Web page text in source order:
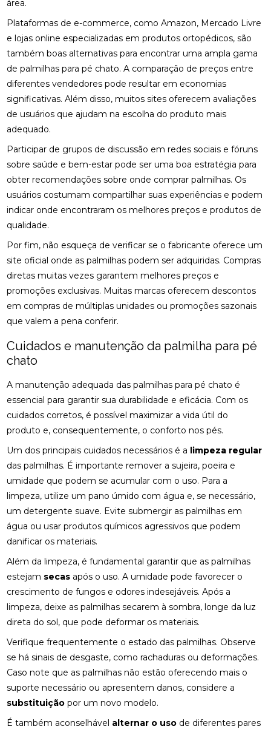
área.
Plataformas de e-commerce, como Amazon, Mercado Livre
e lojas online especializadas em produtos ortopédicos, são
também boas alternativas para encontrar uma ampla gama
de palmilhas para pé chato. A comparação de preços entre
diferentes vendedores pode resultar em economias
significativas. Além disso, muitos sites oferecem avaliações
de usuários que ajudam na escolha do produto mais
adequado.
Participar de grupos de discussão em redes sociais e fóruns
sobre saúde e bem-estar pode ser uma boa estratégia para
obter recomendações sobre onde comprar palmilhas. Os
usuários costumam compartilhar suas experiências e podem
indicar onde encontraram os melhores preços e produtos de
qualidade.
Por fim, não esqueça de verificar se o fabricante oferece um
site oficial onde as palmilhas podem ser adquiridas. Compras
diretas muitas vezes garantem melhores preços e
promoções exclusivas. Muitas marcas oferecem descontos
em compras de múltiplas unidades ou promoções sazonais
que valem a pena conferir.
Cuidados e manutenção da palmilha para pé
chato
A manutenção adequada das palmilhas para pé chato é
essencial para garantir sua durabilidade e eficácia. Com os
cuidados corretos, é possível maximizar a vida útil do
produto e, consequentemente, o conforto nos pés.
Um dos principais cuidados necessários é a limpeza regular
das palmilhas. É importante remover a sujeira, poeira e
umidade que podem se acumular com o uso. Para a
limpeza, utilize um pano úmido com água e, se necessário,
um detergente suave. Evite submergir as palmilhas em
água ou usar produtos químicos agressivos que podem
danificar os materiais.
Além da limpeza, é fundamental garantir que as palmilhas
estejam secas após o uso. A umidade pode favorecer o
crescimento de fungos e odores indesejáveis. Após a
limpeza, deixe as palmilhas secarem à sombra, longe da luz
direta do sol, que pode deformar os materiais.
Verifique frequentemente o estado das palmilhas. Observe
se há sinais de desgaste, como rachaduras ou deformações.
Caso note que as palmilhas não estão oferecendo mais o
suporte necessário ou apresentem danos, considere a
substituição por um novo modelo.
É também aconselhável alternar o uso de diferentes pares
COMO MONTAR SUA CLÍNICA?
CONSULTA COM ACUPUNTURISTA: O QUE ESPERAR
DESCUBRA A ACUPUNTURA RJ: BENEFÍCIOS E
PRÁTICAS
PLANTAR PODE ALIVIAR SUAS DORES
DESCUBRA COMO A QUIROPRAXIA E A
DESCUBRA COMO UM QUIROPRATA PODE
TRANSFORMAR SUA SAÚDE
COMO ESCOLHER A IDEAL
COMO ESCOLHER A MELHOR
DESCUBRA O PREÇO DA PALMILHA PARA PÉ
CHATO E COMO ESCOLHER A IDEAL
FATORES IMPORTANTES
DESCUBRA O PREÇO DA PALMILHA SOB MEDIDA: 6
FATORES QUE INFLUENCIAM
DESCUBRA O PREÇO DAS PALMILHAS PARA
FASCITE PLANTAR E COMO ESCOLHER A IDEAL
RESPIRATÓRIA COM QUALIDADE E SEGURANÇA
DESCUBRA OS BENEFÍCIOS DA ACUPUNTURA RJ
PARA A SUA SAÚDE
DESCUBRA OS BENEFÍCIOS DA ACUPUNTURA RJ
PARA SUA SAÚDE E BEM-ESTAR
DESCUBRA OS BENEFÍCIOS DA CLÍNICA DE
QUIROPRAXIA PARA SUA SAÚDE
DESCUBRA OS BENEFÍCIOS DA OSTEOPATIA
FISIOTERAPIA
DESCUBRA OS BENEFÍCIOS DE UMA CLÍNICA DE
OSTEOPATIA PARA SUA SAÚDE
DICAS PARA ESCOLHER A MELHOR PALMILHA PARA
JOANETE
RECOMENDADA?